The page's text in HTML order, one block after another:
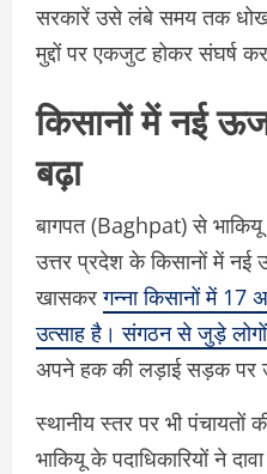
सरकारें उसे लंबे समय तक
मुद्दों पर एकजुट होकर संघर्ष
किसानों में नई
बढ़ा
बागपत (Baghpat) से भाकियू
उत्तर प्रदेश के किसानों में नई
खासकरगन्ना किसानों में
उत्साह है। संगठन से जुड़े
अपने हक की लड़ाई सड़क पर
स्थानीय स्तर पर भी पंचायतों
भाकियू के पदाधिकारियों ने